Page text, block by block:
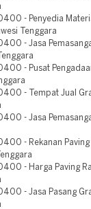
- Penyedia
Tenggara
- Jasa
- Pusat
- Tempat Jual
- Jasa
- Rekanan
- Harga Paving
- Jasa Pasang